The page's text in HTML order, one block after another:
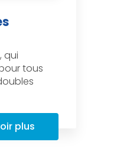
qui
tous
plus